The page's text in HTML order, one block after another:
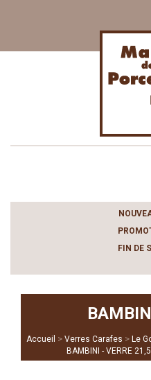
FIN DE
Accueil > Verres Carafes > Le
BAMBINI - VERRE